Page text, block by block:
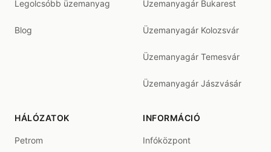
Legolcsóbb üzemanyag
Blog
Üzemanyagár Bukarest
Üzemanyagár Kolozsvár
Üzemanyagár Temesvár
Üzemanyagár Jászvásár
HÁLÓZATOK
Petrom
INFORMÁCIÓ
Infóközpont